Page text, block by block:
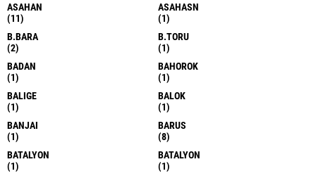
ASAHAN
(11)
ASAHASN
(1)
B.BARA
(2)
B.TORU
(1)
BADAN
(1)
BAHOROK
(1)
BALIGE
(1)
BALOK
(1)
BANJAI
(1)
BARUS
(8)
BATALYON
(1)
BATALYON
(1)